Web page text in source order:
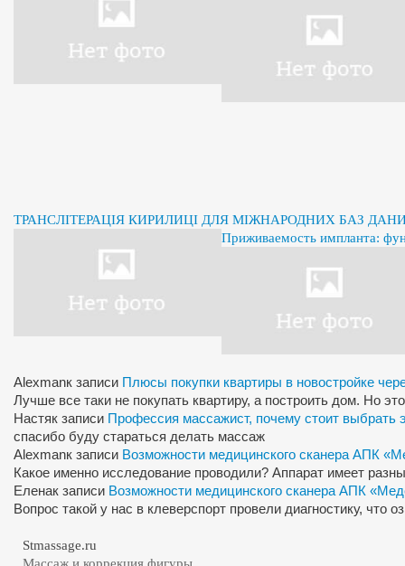
ТРАНСЛІТЕРАЦІЯ КИРИЛИЦІ ДЛЯ МІЖНАРОДНИХ БАЗ
Приживаемость импланта:
Alexmanк записи Плюсы покупки квартиры в новостройке
Лучше все таки не покупать квартиру, а построить дом. Но
Настяк записи Профессия массажист, почему стоит выбрать
спасибо буду стараться делать массаж
Alexmanк записи Возможности медицинского сканера АПК
Какое именно исследование проводили? Аппарат имеет
Еленак записи Возможности медицинского сканера АПК
Вопрос такой у нас в клеверспорт провели диагностику, что
Stmassage.ru
Массаж и коррекция фигуры